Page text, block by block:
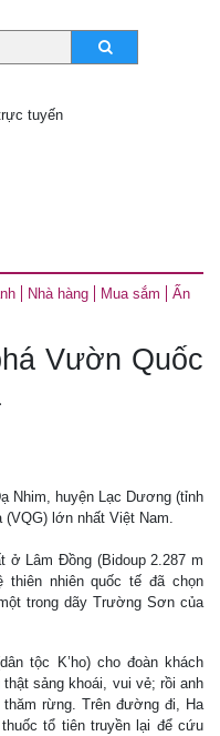
Nhà hàng Mua sắm
Ấn
Vườn Quốc
Nhim, huyện Lạc Dương (tỉnh
(VQG) lớn nhất Việt Nam.
ở Lâm Đồng (Bidoup 2.287 m
nhiên quốc tế đã chọn
trong dãy Trường Sơn của
tộc K’ho) cho đoàn khách
sảng khoái, vui vẻ; rồi anh
rừng. Trên đường đi, Ha
tổ tiên truyền lại để cứu